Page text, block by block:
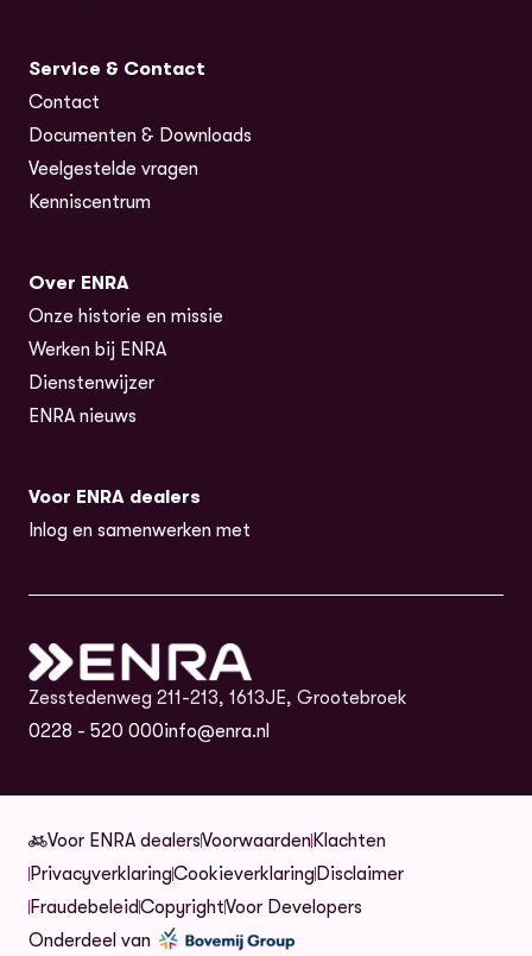
Service & Contact
Contact
Documenten & Downloads
Veelgestelde vragen
Kenniscentrum
Over ENRA
Onze historie en missie
Werken bij ENRA
Dienstenwijzer
ENRA nieuws
Voor ENRA dealers
Inlog en samenwerken met
Zesstedenweg 211-213, 1613JE, Grootebroek
0228 - 520 000info@enra.nl
Voor ENRA dealersVoorwaarden Klachten
Privacyverklaring
(opent in nieuw tabblad)
Cookieverklaring Disclaimer
FraudebeleidCopyrightVoor Developers
(opent in nieuw tabblad)
Onderdeel van